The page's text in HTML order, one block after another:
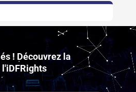
! Découvrez la